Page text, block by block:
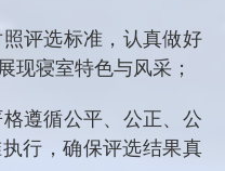
评选标准，认真做好
现寝室特色与风采；
遵循公平、公正、公
行，确保评选结果真